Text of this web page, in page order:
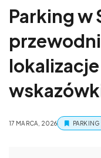
Parking w
17 MARCA, 2026 PARKING